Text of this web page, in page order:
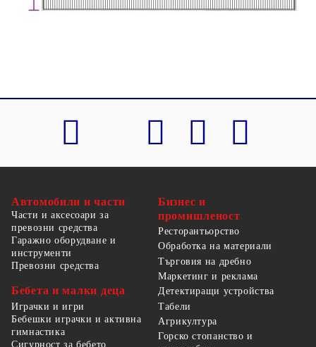
Автомобили и части
Части и аксесоари за
превозни средства
Гаражно оборудване и
инструменти
Превозни средства
Бебета и малки деца
Играчки и игри
Бебешки играчки и активна
гимнастика
Сигурност за бебето
Бизнес и
промишленост
Ресторантьорство
Обработка на материали
Търговия на дребно
Маркетинг и реклама
Детектиращи устройства
Табели
Агрикултура
Горско стопанство и